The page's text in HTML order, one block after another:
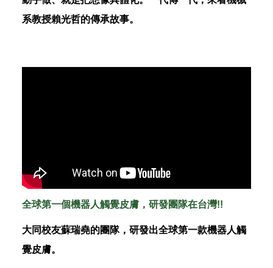
系教授賴光哲的傳承故事。
全球第一個機器人觸覺皮膚，研發團隊在台灣!!
大同校友蘇瑞堯的團隊，研發出全球第一款機器人觸
覺皮膚。